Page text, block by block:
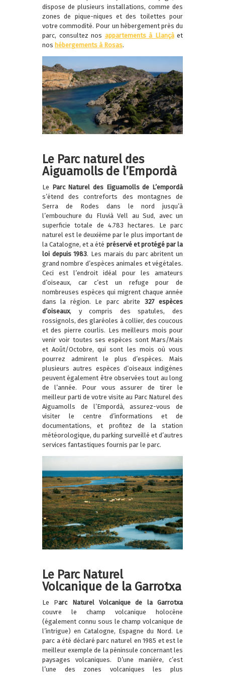
dispose de plusieurs installations, comme des
zones de pique-niques et des toilettes pour
votre commodité. Pour un hébergement près du
parc, consultez nos appartements à Llançàet
nos hébergements à Rosas.
Le Parc naturel des
Aiguamolls de l’Empordà
Le Parc Naturel des Eiguamolls de L’empordà
s’étend des contreforts des montagnes de
Serra de Rodes dans le nord jusqu’à
l’embouchure du Fluvià Vell au Sud, avec un
superficie totale de 4.783 hectares. Le parc
naturel est le deuxième par le plus important de
la Catalogne, et a été préservé et protégé par la
loi depuis 1983. Les marais du parc abritent un
grand nombre d’espèces animales et végétales.
Ceci est l’endroit idéal pour les amateurs
d’oiseaux, car c’est un refuge pour de
nombreuses espèces qui migrent chaque année
dans la région. Le parc abrite 327 espèces
d’oiseaux, y compris des spatules, des
rossignols, des glaréoles à collier, des coucous
et des pierre courlis. Les meilleurs mois pour
venir voir toutes ses espèces sont Mars/Mais
et Août/Octobre, qui sont les mois où vous
pourrez admirent le plus d’espèces. Mais
plusieurs autres espèces d’oiseaux indigènes
peuvent également être observées tout au long
de l’année. Pour vous assurer de tirer le
meilleur parti de votre visite au Parc Naturel des
Aiguamolls de l’Empordà, assurez-vous de
visiter le centre d’informations et de
documentations, et profitez de la station
météorologique, du parking surveillé et d’autres
services fantastiques fournis par le parc.
Le Parc Naturel
Volcanique de la Garrotxa
Le Parc Naturel Volcanique de la Garrotxa
couvre le champ volcanique holocène
(également connu sous le champ volcanique de
l’intrigue) en Catalogne, Espagne du Nord. Le
parc a été déclaré parc naturel en 1985 et est le
meilleur exemple de la péninsule concernant les
paysages volcaniques. D’une manière, c’est
l’une des zones volcaniques les plus